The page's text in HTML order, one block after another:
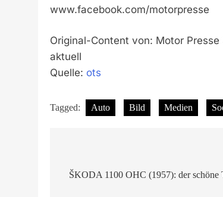
www.facebook.com/motorpresse
Original-Content von: Motor Presse
aktuell
Quelle: ots
Tagged: Auto Bild Medien
ŠKODA 1100 OHC (1957): der schöne